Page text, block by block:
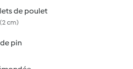
de poulet
cm)
pin